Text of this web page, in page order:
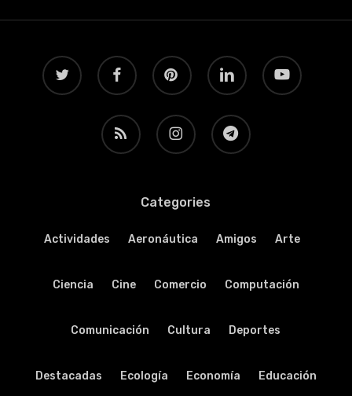
twitter facebook pinterest linkedin youtube
RSS instagram telegram
Categories
Actividades Aeronáutica Amigos Arte
Ciencia Cine Comercio Computación
Comunicación Cultura Deportes
Destacadas Ecología Economía Educación